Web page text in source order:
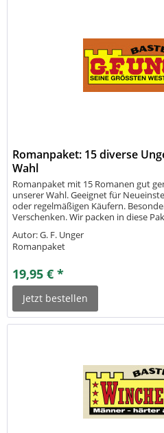
Romanpaket: 15 diverse
Wahl
Romanpaket mit 15 Romanen gut
unserer Wahl. Geeignet für
oder regelmäßigen Käufern.
Verschenken. Wir packen in diese
Autor: G. F. Unger
Romanpaket
19,95 € *
Jetzt bestellen